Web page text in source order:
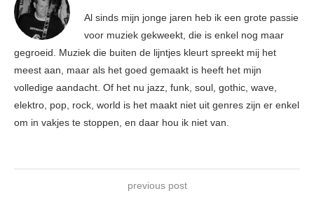
Al sinds mijn jonge jaren heb ik een grote passie
voor muziek gekweekt, die is enkel nog maar
gegroeid. Muziek die buiten de lijntjes kleurt spreekt mij het
meest aan, maar als het goed gemaakt is heeft het mijn
volledige aandacht. Of het nu jazz, funk, soul, gothic, wave,
elektro, pop, rock, world is het maakt niet uit genres zijn er enkel
om in vakjes te stoppen, en daar hou ik niet van.
previous post